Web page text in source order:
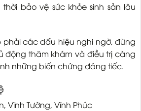
bảo vệ sức khỏe sinh sản lâu
các dấu hiệu nghi ngờ, đừng
động thăm khám và điều trị càng
những biến chứng đáng tiếc.
Vĩnh Tường, Vĩnh Phúc